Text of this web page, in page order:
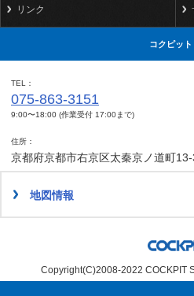
リンク
コクピッ
TEL
075-863-3151
9:00〜18:00 (作業受付 17:00まで)
住所
京都府京都市右京区太秦京ノ道町13-
地図情報
Copyright(C)2008-2022 COCKPIT